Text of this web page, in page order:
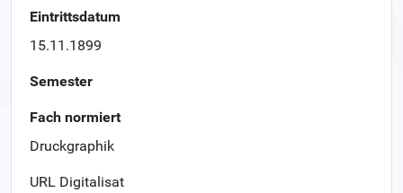
Eintrittsdatum
15.11.1899
Semester
Fach normiert
Druckgraphik
URL Digitalisat